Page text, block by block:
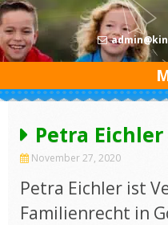
Petra Eichler
November 27, 2020
Petra Eichler ist
Familienrecht in